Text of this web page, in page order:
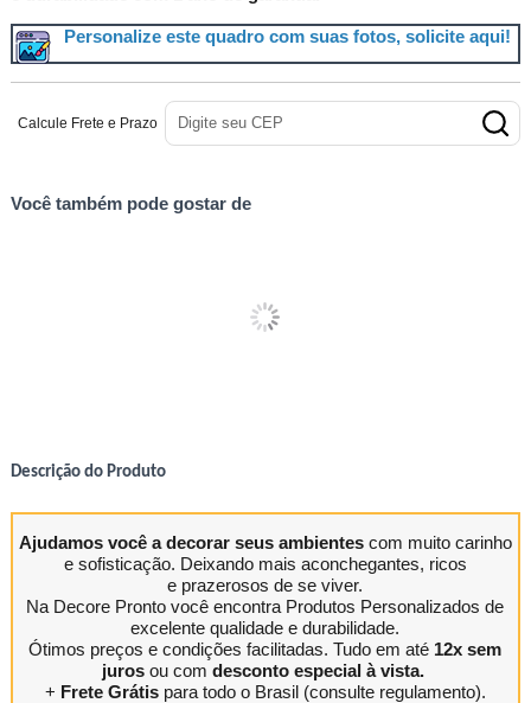
Personalize este quadro com suas fotos, solicite aqui!
Calcule Frete e Prazo
Você também pode gostar de
Descrição do Produto
Ajudamos você a decorar seus ambientescom muito carinho
e sofisticação. Deixando mais aconchegantes, ricos
e prazerosos de se viver.
Na Decore Pronto você encontra Produtos Personalizados de
excelente qualidade e durabilidade.
Ótimos preços e condições facilitadas. Tudo em até 12x sem
jurosou com desconto especial à vista.
+ Frete Grátispara todo o Brasil (consulte regulamento).